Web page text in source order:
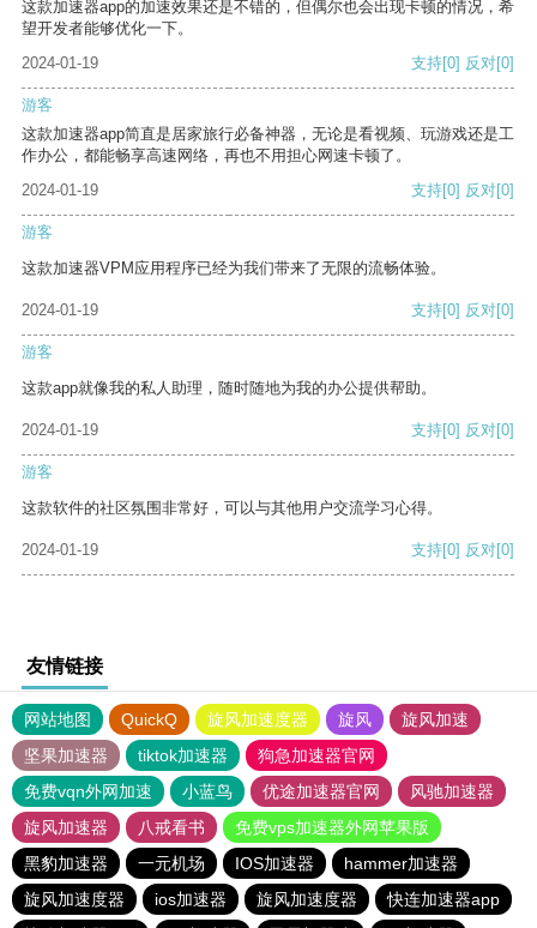
这款加速器app的加速效果还是不错的，但偶尔也会出现卡顿的情况，希
望开发者能够优化一下。
2024-01-19
支持[0] 反对[0]
游客
这款加速器app简直是居家旅行必备神器，无论是看视频、玩游戏还是工
作办公，都能畅享高速网络，再也不用担心网速卡顿了。
2024-01-19
支持[0] 反对[0]
游客
这款加速器VPM应用程序已经为我们带来了无限的流畅体验。
2024-01-19 支持[0] 反对[0]
游客
这款app就像我的私人助理，随时随地为我的办公提供帮助。
2024-01-19 支持[0] 反对[0]
游客
这款软件的社区氛围非常好，可以与其他用户交流学习心得。
2024-01-19 支持[0] 反对[0]
友情链接
网站地图 QuickQ 旋风加速度器 旋风
旋风加速
坚果加速器
tiktok加速器
狗急加速器官网
免费vqn外网加速
小蓝鸟 优途加速器官网
风驰加速器
旋风加速器
八戒看书
免费vps加速器外网苹果版
黑豹加速器
一元机场 IOS加速器
hammer加速器
旋风加速度器
ios加速器 旋风加速度器
快连加速器app